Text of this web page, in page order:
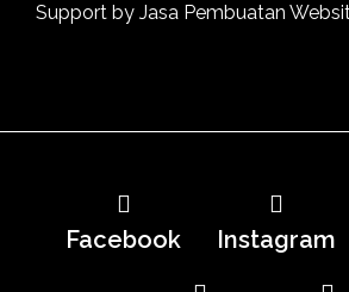
Support by Jasa Pembuatan
Facebook Instagram